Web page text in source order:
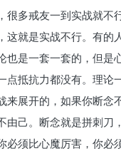
很多戒友一到实战就不
这就是实战不行。有的
也是一套一套的，但是
点抵抗力都没有。理论
来展开的，如果你断念
由己。断念就是拼刺刀
必须比心魔厉害，你必